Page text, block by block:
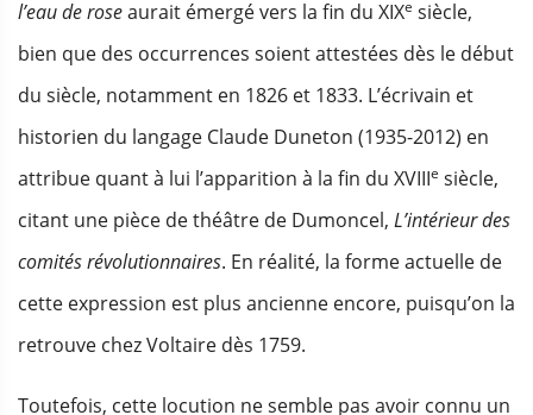
l’eau de roseaurait émergé vers la fin du XIXe siècle,
bien que des occurrences soient attestées dès le début
du siècle, notamment en 1826 et 1833. L’écrivain et
historien du langage Claude Duneton (1935-2012) en
attribue quant à lui l’apparition à la fin du XVIIIe siècle,
citant une pièce de théâtre de Dumoncel, L’intérieur des
comités révolutionnaires. En réalité, la forme actuelle de
cette expression est plus ancienne encore, puisqu’on la
retrouve chez Voltaire dès 1759.
Toutefois, cette locution ne semble pas avoir connu un